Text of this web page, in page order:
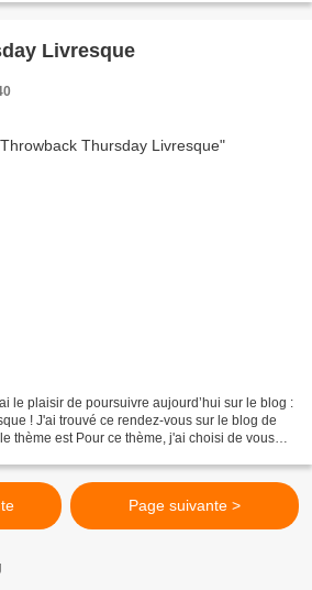
Livresque
le plaisir de poursuivre aujourd’hui sur le blog :
! J'ai trouvé ce rendez-vous sur le blog de
thème est Pour ce thème, j'ai choisi de vous
Page suivante >